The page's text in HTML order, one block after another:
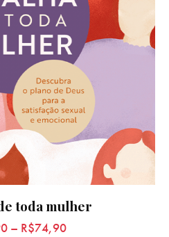
toda mulher
– R$74,90